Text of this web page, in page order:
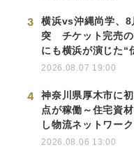
3
横浜vs沖縄尚学、
突 チケット完売
にも横浜が演じた“
2026.08.07 19:00
4
神奈川県厚木市に
点が稼働～住宅資
し物流ネットワー
2026.08.06 13:00